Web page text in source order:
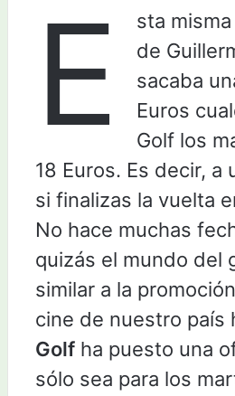
E sta
de
sacaba
Euros
Golf los
18 Euros. Es decir, a
si finalizas la vuelta
No hace muchas
quizás el mundo del
similar a la
cine de nuestro país
Golf ha puesto una
sólo sea para los